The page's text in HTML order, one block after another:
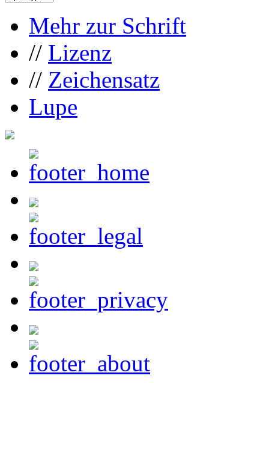
Mehr zur Schrift
// Lizenz
// Zeichensatz
Lupe